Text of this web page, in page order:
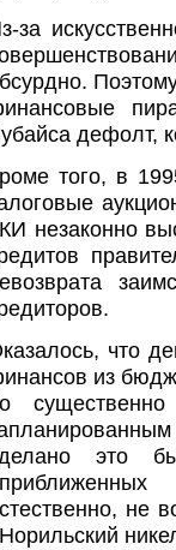
за
дефолт,
того, в
незаконно
что
из
это
не